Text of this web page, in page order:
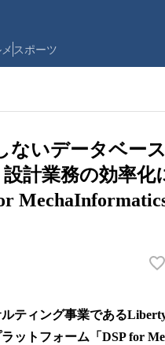
スポーツ
ないデータベー
計業務の効率化
MechaInformatics
い
ティング事業である
ットフォーム「DSP for